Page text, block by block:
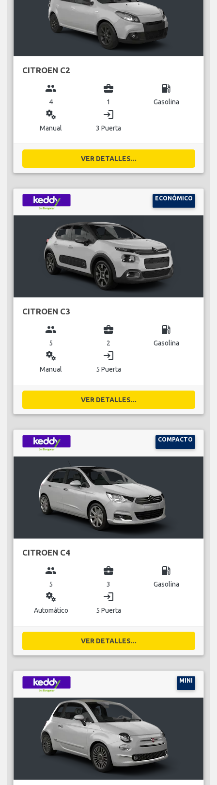
CITROEN C2
group
4
business_center
1
local_gas_station
Gasolina
miscellaneous_services
Manual
login
3 Puerta
VER DETALLES...
ECONÓMICO
CITROEN C3
group
5
business_center
2
local_gas_station
Gasolina
miscellaneous_services
Manual
login
5 Puerta
VER DETALLES...
COMPACTO
CITROEN C4
group
5
business_center
3
local_gas_station
Gasolina
miscellaneous_services
Automático
login
5 Puerta
VER DETALLES...
MINI